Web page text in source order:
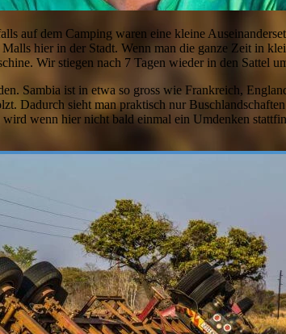
auf dem Camping waren eine kleine
hier in der Stadt. Wenn man die ganze Zeit in
Wir stiegen nach 7 Tagen wieder in den Sattel
Sambia ist in etwa so gross wie Frankreich,
Dadurch sieht man praktisch nur
wenn hier nicht bald einmal ein Umdenken